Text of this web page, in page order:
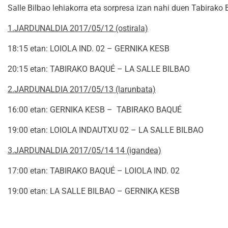
Salle Bilbao lehiakorra eta sorpresa izan nahi duen Tabirako
1.JARDUNALDIA 2017/05/12 (ostirala)
18:15 etan: LOIOLA IND. 02 – GERNIKA KESB
20:15 etan: TABIRAKO BAQUÉ – LA SALLE BILBAO
2.JARDUNALDIA 2017/05/13 (larunbata)
16:00 etan: GERNIKA KESB – TABIRAKO BAQUÉ
19:00 etan: LOIOLA INDAUTXU 02 – LA SALLE BILBAO
3.JARDUNALDIA 2017/05/14 14 (igandea)
17:00 etan: TABIRAKO BAQUÉ – LOIOLA IND. 02
19:00 etan: LA SALLE BILBAO – GERNIKA KESB